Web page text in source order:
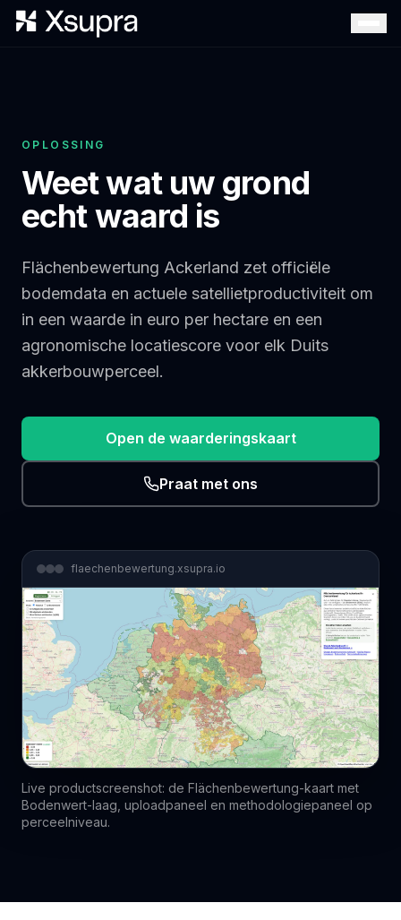
OPLOSSING
Weet wat uw grond
echt waard is
Flächenbewertung Ackerland zet officiële
bodemdata en actuele satellietproductiviteit om
in een waarde in euro per hectare en een
agronomische locatiescore voor elk Duits
akkerbouwperceel.
Open de waarderingskaart
Praat met ons
flaechenbewertung.xsupra.io
Live productscreenshot: de Flächenbewertung-kaart met
Bodenwert-laag, uploadpaneel en methodologiepaneel op
perceelniveau.